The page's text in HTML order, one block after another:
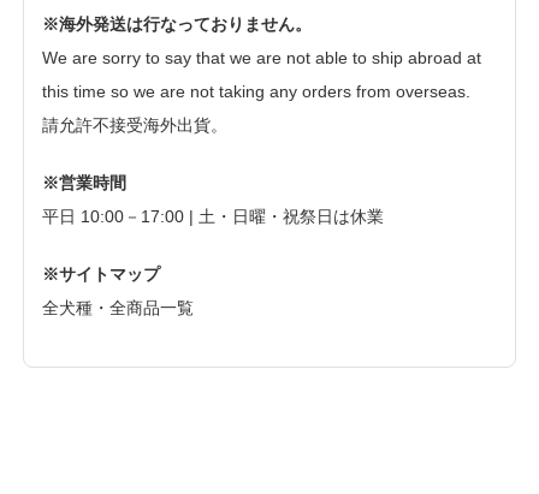
※海外発送は行なっておりません。
We are sorry to say that we are not able to ship abroad at
this time so we are not taking any orders from overseas.
請允許不接受海外出貨。
※営業時間
平日 10:00－17:00 | 土・日曜・祝祭日は休業
※サイトマップ
全犬種・全商品一覧